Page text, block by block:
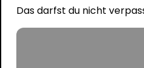
Das darfst du nicht